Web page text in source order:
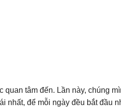
tâm đến. Lần này, chúng
nhất, để mỗi ngày đều bắt đầu